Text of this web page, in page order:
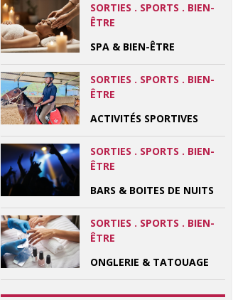
SORTIES . SPORTS . BIEN-
ÊTRE
SPA & BIEN-ÊTRE
SORTIES . SPORTS . BIEN-
ÊTRE
ACTIVITÉS SPORTIVES
SORTIES . SPORTS . BIEN-
ÊTRE
BARS & BOITES DE NUITS
SORTIES . SPORTS . BIEN-
ÊTRE
ONGLERIE & TATOUAGE